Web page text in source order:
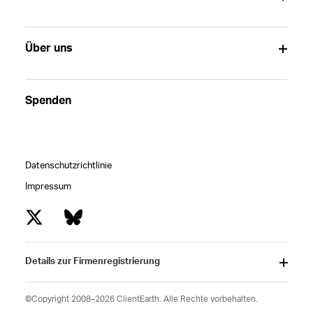
Über uns
Spenden
Datenschutzrichtlinie
Impressum
Details zur Firmenregistrierung
©Copyright 2008–2026 ClientEarth. Alle Rechte vorbehalten.